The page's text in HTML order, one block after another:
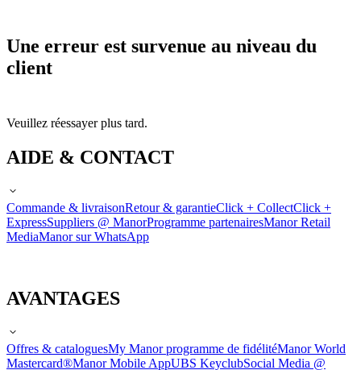
Une erreur est survenue au niveau du
client
Veuillez réessayer plus tard.
AIDE & CONTACT
Commande & livraisonRetour & garantieClick + CollectClick +
ExpressSuppliers @ ManorProgramme partenairesManor Retail
MediaManor sur WhatsApp
AVANTAGES
Offres & cataloguesMy Manor programme de fidélitéManor World
Mastercard®Manor Mobile AppUBS KeyclubSocial Media @